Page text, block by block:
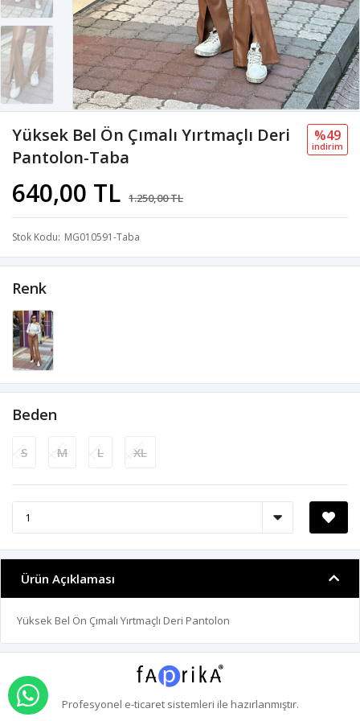
Yüksek Bel Ön Çımalı Yırtmaçlı Deri
Pantolon-Taba
640,00 TL 1.250,00 TL
%49
i̇ndi̇ri̇m
Stok Kodu MG010591-Taba
Renk
Beden
S M L XL
Ürün Açıklaması
Yüksek Bel Ön Çımalı Yırtmaçlı Deri Pantolon
Profesyonel e-ticaretsistemleri ile hazırlanmıştır.